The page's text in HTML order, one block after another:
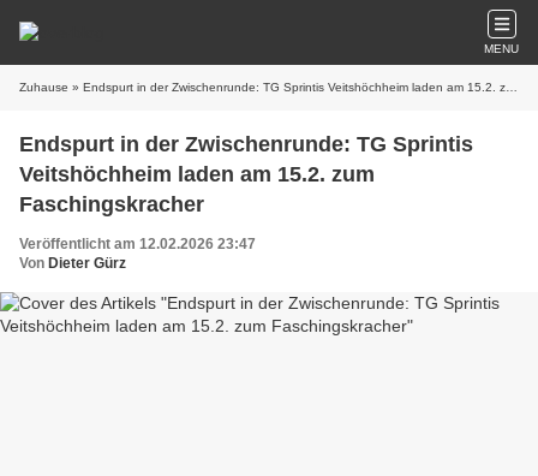
MENU
Zuhause » Endspurt in der Zwischenrunde: TG Sprintis Veitshöchheim laden am 15.2. zum Faschingskracher
Endspurt in der Zwischenrunde: TG Sprintis
Veitshöchheim laden am 15.2. zum
Faschingskracher
Veröffentlicht am 12.02.2026 23:47
Von Dieter Gürz